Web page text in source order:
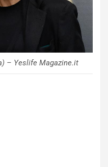
– Yeslife Magazine.it